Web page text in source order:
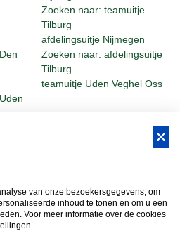
Zoeken naar: teamuitje
Tilburg
afdelingsuitje Nijmegen
Zoeken naar: afdelingsuitje
Tilburg
teamuitje Uden Veghel Oss
Gastvrijer in
Brabant Teamuitje Brabant
Brabant
van onze bezoekersgegevens, om
inhoud te tonen en om u een
Voor meer informatie over de cookies